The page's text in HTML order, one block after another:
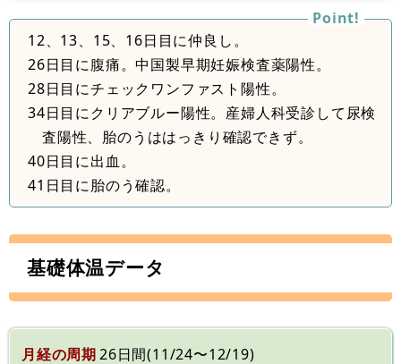
12、13、15、16日目に仲良し。
26日目に腹痛。中国製早期妊娠検査薬陽性。
28日目にチェックワンファスト陽性。
34日目にクリアブルー陽性。産婦人科受診して尿検
査陽性、胎のうははっきり確認できず。
40日目に出血。
41日目に胎のう確認。
基礎体温データ
月経の周期26日間(11/24〜12/19)